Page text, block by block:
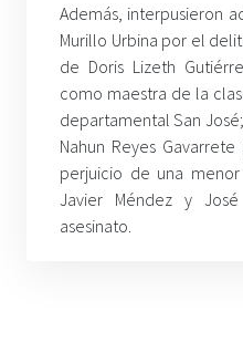
Además, interpusieron
Murillo Urbina por el
de Doris Lizeth
como maestra de la
departamental San
Nahun Reyes
perjuicio de una
Javier Méndez y
asesinato.